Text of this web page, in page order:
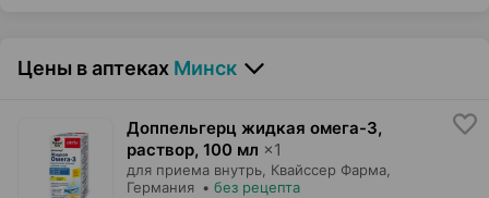
Цены в аптеках Минск
Доппельгерц жидкая омега-3,
раствор, 100 мл ×1
для приема внутрь, Квайссер Фарма,
Германия • без рецепта